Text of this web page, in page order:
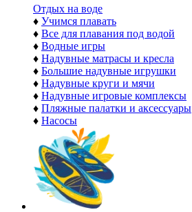
Отдых на воде
♦ Учимся плавать
♦ Все для плавания под водой
♦ Водные игры
♦ Надувные матрасы и кресла
♦ Большие надувные игрушки
♦ Надувные круги и мячи
♦ Надувные игровые комплексы
♦ Пляжные палатки и аксессуары
♦ Насосы